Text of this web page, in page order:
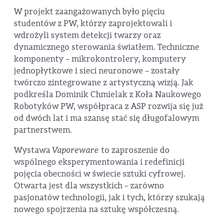
W projekt zaangażowanych było pięciu
studentów z PW, którzy zaprojektowali i
wdrożyli system detekcji twarzy oraz
dynamicznego sterowania światłem. Techniczne
komponenty – mikrokontrolery, komputery
jednopłytkowe i sieci neuronowe – zostały
twórczo zintegrowane z artystyczną wizją. Jak
podkreśla Dominik Chmielak z Koła Naukowego
Robotyków PW, współpraca z ASP rozwija się już
od dwóch lat i ma szansę stać się długofalowym
partnerstwem.
WystawaVaporeware to zaproszenie do
wspólnego eksperymentowania i redefinicji
pojęcia obecności w świecie sztuki cyfrowej.
Otwarta jest dla wszystkich – zarówno
pasjonatów technologii, jak i tych, którzy szukają
nowego spojrzenia na sztukę współczesną.